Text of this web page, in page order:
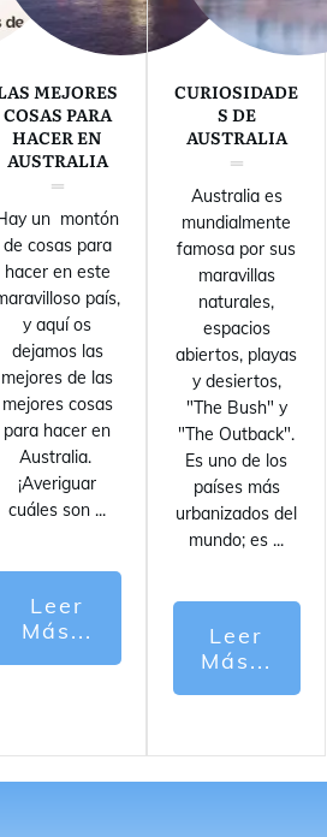
MEJORES
COSAS PARA
HACER EN
AUSTRALIA
un montón
de cosas para
hacer en este
país,
y aquí os
dejamos las
mejores de las
mejores cosas
para hacer en
Australia.
¡Averiguar
cuáles son ...
Leer
Más...
CURIOSIDADE
S DE
AUSTRALIA
Australia es
mundialmente
famosa por sus
maravillas
naturales,
espacios
abiertos, playas
y desiertos,
"The Bush" y
"The Outback".
Es uno de los
países más
urbanizados del
mundo; es ...
Leer
Más...